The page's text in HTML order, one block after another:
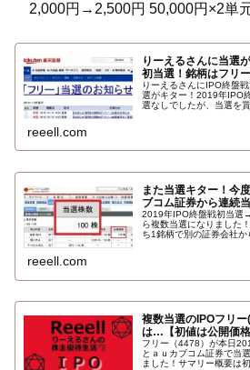
2,000円→2,500円 50,000円×2単
りーえるさんに当選
初当選！銘柄はフリ
りーえるさんにIPO終盤
選がキター！2019年IPO
選なしでしたが、当選を
とうれしいですね。そ
reeell.com
また当選キター！今
ブコム証券から連続
2019年IPO終盤戦初当選
ら複数当選になりました
ち1銘柄で別の証券会社
reeell.com
複数当選のIPOフリ
は…【初値は公開価格
フリー（4478）が本日
とａｕカブコム証券で当
ました！サマリー概要は